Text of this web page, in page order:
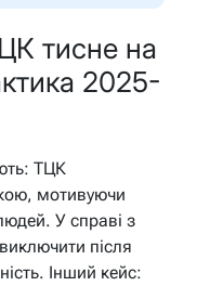
тисне на
2025-
ТЦК
мотивуючи
У справі з
після
Інший кейс: